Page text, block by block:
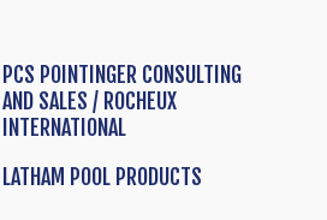
PCS POINTINGER CONSULTING
AND SALES / ROCHEUX
INTERNATIONAL
LATHAM POOL PRODUCTS